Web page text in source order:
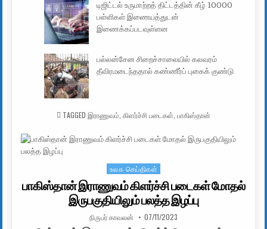
டிஜிட்டல் உருமாற்றத் திட்டத்தின் கீழ் 10000
பள்ளிகள் இணையத்துடன்
இணைக்கப்படவுள்ளன
பல்லன்சேன சிறைச்சாலையில் கலவரம்
தீவிரமடைந்ததால் கண்ணீர்ப் புகைக் குண்டு
TAGGED இராணுவம் கிளர்ச்சி படைகள் பாகிஸ்தான்
Posted in
உலக செய்திகள்
பாகிஸ்தான் இராணுவம் கிளர்ச்சி படைகள் மோதல்
இருபகுதியிலும் பலத்த இழப்பு
AUTHOR:
நிருபர் காவலன் PUBLISHED DATE:
07/11/2023